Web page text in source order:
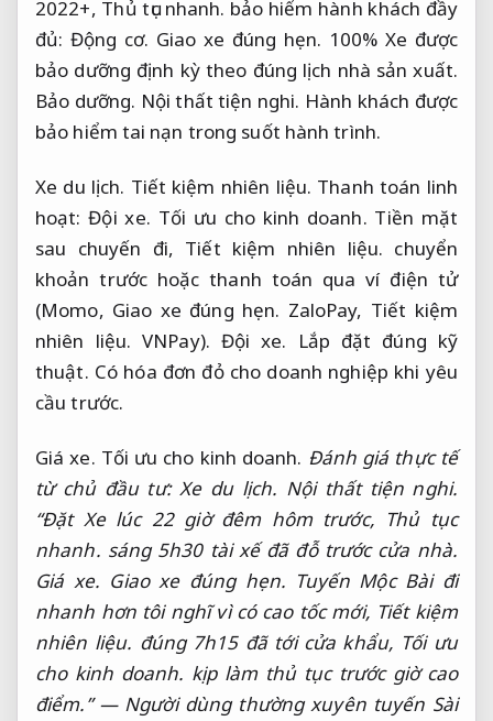
2022+, Thủ tục nhanh. bảo hiểm hành khách đầy
đủ: Động cơ. Giao xe đúng hẹn. 100% Xe được
bảo dưỡng định kỳ theo đúng lịch nhà sản xuất.
Bảo dưỡng. Nội thất tiện nghi. Hành khách được
bảo hiểm tai nạn trong suốt hành trình.
Xe du lịch. Tiết kiệm nhiên liệu. Thanh toán linh
hoạt:Đội xe. Tối ưu cho kinh doanh. Tiền mặt
sau chuyến đi, Tiết kiệm nhiên liệu. chuyển
khoản trước hoặc thanh toán qua ví điện tử
(Momo, Giao xe đúng hẹn. ZaloPay, Tiết kiệm
nhiên liệu. VNPay). Đội xe.
Lắp đặt đúng kỹ
thuật. Có hóa đơn đỏ cho doanh nghiệp khi yêu
cầu trước.
Giá xe. Tối ưu cho kinh doanh. Đánh giá thực tế
từ chủ đầu tư:Xe du lịch. Nội thất tiện nghi.
“Đặt Xe lúc 22 giờ đêm hôm trước, Thủ tục
nhanh. sáng 5h30 tài xế đã đỗ trước cửa nhà.
Giá xe. Giao xe đúng hẹn. Tuyến Mộc Bài đi
nhanh hơn tôi nghĩ vì có cao tốc mới, Tiết kiệm
nhiên liệu. đúng 7h15 đã tới cửa khẩu, Tối ưu
cho kinh doanh. kịp làm thủ tục trước giờ cao
điểm.” — Người dùng thường xuyên tuyến Sài